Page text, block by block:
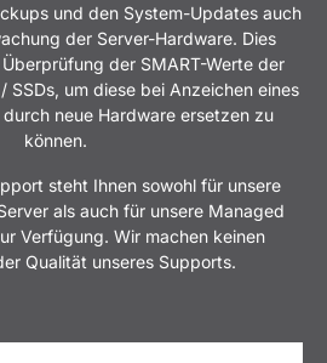
und den System-Updates auch
der Server-Hardware. Dies
der SMART-Werte der
SSDs, um diese bei Anzeichen eines
neue Hardware ersetzen zu
können.
steht Ihnen sowohl für unsere
als auch für unsere Managed
Verfügung. Wir machen keinen
Qualität unseres Supports.